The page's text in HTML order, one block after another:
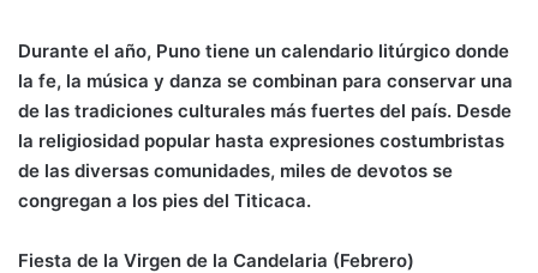
Durante el año, Puno tiene un calendario litúrgico donde
la fe, la música y danza se combinan para conservar una
de las tradiciones culturales más fuertes del país. Desde
la religiosidad popular hasta expresiones costumbristas
de las diversas comunidades, miles de devotos se
congregan a los pies del Titicaca.
Fiesta de la Virgen de la Candelaria (Febrero)